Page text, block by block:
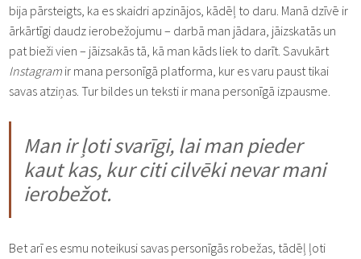
bija pārsteigts, ka es skaidri apzinājos, kādēļ to daru. Manā dzīvē ir
ārkārtīgi daudz ierobežojumu – darbā man jādara, jāizskatās un
pat bieži vien – jāizsakās tā, kā man kāds liek to darīt. Savukārt
Instagram ir mana personīgā platforma, kur es varu paust tikai
savas atziņas. Tur bildes un teksti ir mana personīgā izpausme.
Man ir ļoti svarīgi, lai man pieder
kaut kas, kur citi cilvēki nevar mani
ierobežot.
Bet arī es esmu noteikusi savas personīgās robežas, tādēļ ļoti